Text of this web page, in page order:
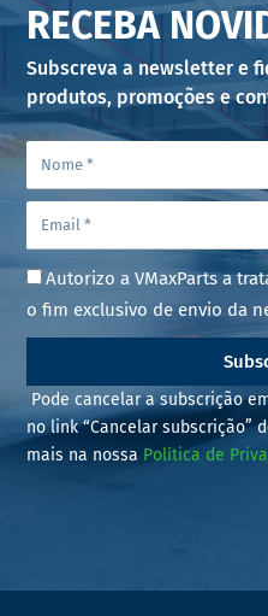
RECEBA
Subscreva a newsletter e
produtos, promoções e
Autorizo a VMaxParts a
o fim exclusivo de envio da
Pode cancelar a subscrição
no link “Cancelar subscrição”
mais na nossa Política de